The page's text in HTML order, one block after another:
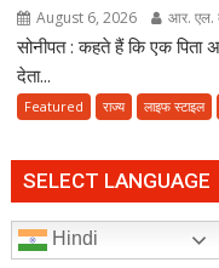
August 6, 2026 आर. एल.
सोनीपत : कहते हैं कि एक पिता
देता...
Featured राज्य लाइफ स्टाइल
SELECT LANGUAGE
Hindi